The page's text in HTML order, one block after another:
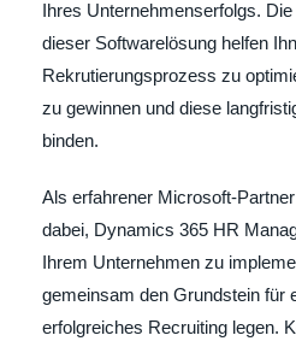
Ihres Unternehmenserfolgs.
dieser Softwarelösung helfen
Rekrutierungsprozess zu
zu gewinnen und diese
binden.
Als erfahrener Microsoft-
dabei, Dynamics 365 HR
Ihrem Unternehmen zu
gemeinsam den Grundstein für
erfolgreiches Recruiting legen.